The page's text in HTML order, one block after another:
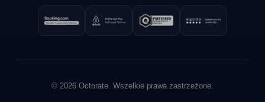
© 2026 Octorate. Wszelkie prawa zastrzeżone.